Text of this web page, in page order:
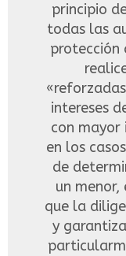
principio
todas las
protección
intereses
con mayor
en los
de
un
que la
y